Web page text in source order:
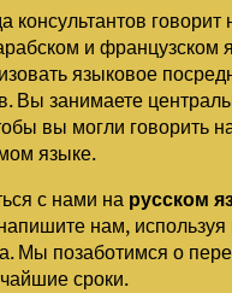
консультантов говорит
и французском
языковое
Вы занимаете
вы могли говорить
языке.
с нами на русском
нам, используя
Мы позаботимся о
сроки.